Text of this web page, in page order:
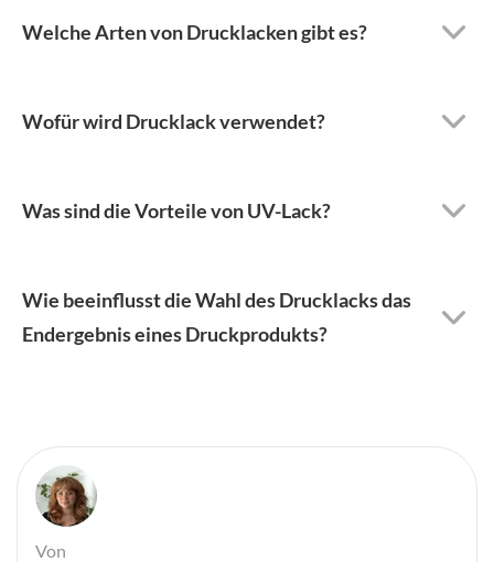
Welche Arten von Drucklacken gibt es?
Wofür wird Drucklack verwendet?
Was sind die Vorteile von UV-Lack?
Wie beeinflusst die Wahl des Drucklacks das
Endergebnis eines Druckprodukts?
Von